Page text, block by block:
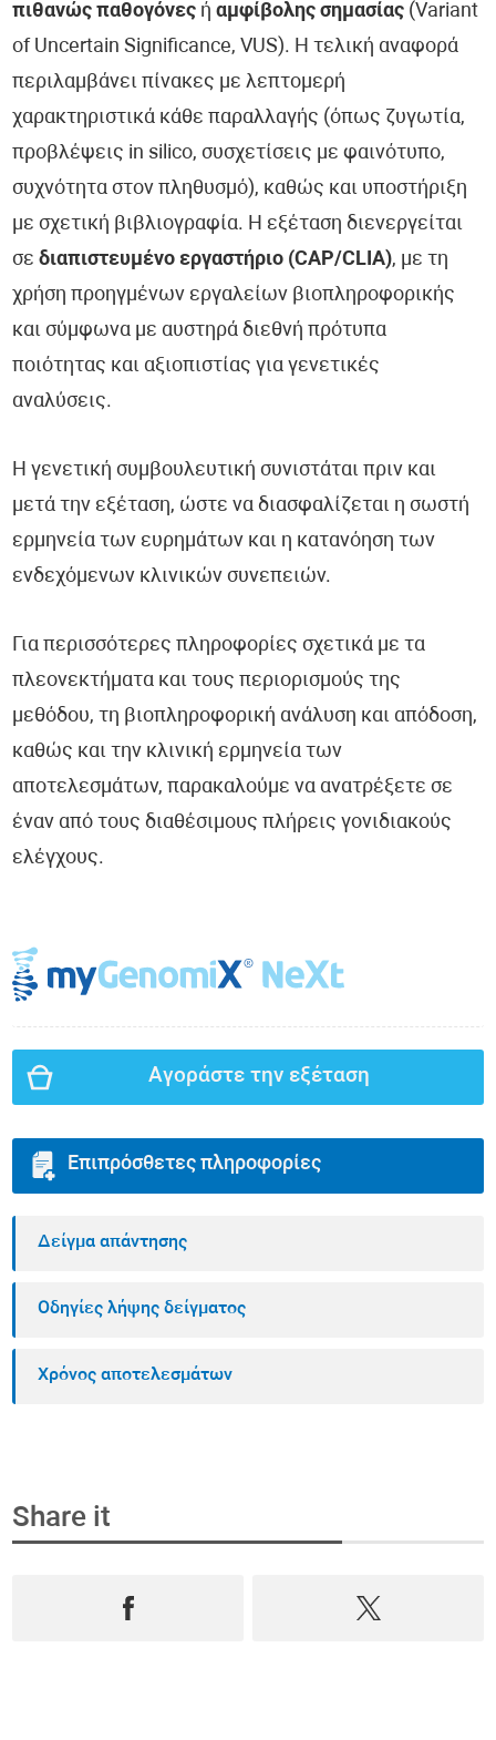
πιθανώς παθογόνες ήαμφίβολης σημασίας (Variant
of Uncertain Significance, VUS). Η τελική αναφορά
περιλαμβάνει πίνακες με λεπτομερή
χαρακτηριστικά κάθε παραλλαγής (όπως ζυγωτία,
προβλέψεις in silico, συσχετίσεις με φαινότυπο,
συχνότητα στον πληθυσμό), καθώς και υποστήριξη
με σχετική βιβλιογραφία. Η εξέταση διενεργείται
σεδιαπιστευμένο εργαστήριο (CAP/CLIA), με τη
χρήση προηγμένων εργαλείων βιοπληροφορικής
και σύμφωνα με αυστηρά διεθνή πρότυπα
ποιότητας και αξιοπιστίας για γενετικές
αναλύσεις.
Η γενετική συμβουλευτική συνιστάται πριν και
μετά την εξέταση, ώστε να διασφαλίζεται η σωστή
ερμηνεία των ευρημάτων και η κατανόηση των
ενδεχόμενων κλινικών συνεπειών.
Για περισσότερες πληροφορίες σχετικά με τα
πλεονεκτήματα και τους περιορισμούς της
μεθόδου, τη βιοπληροφορική ανάλυση και απόδοση,
καθώς και την κλινική ερμηνεία των
αποτελεσμάτων, παρακαλούμε να ανατρέξετε σε
έναν από τους διαθέσιμους πλήρεις γονιδιακούς
ελέγχους.
Αγοράστε την εξέταση
Επιπρόσθετες πληροφορίες
Δείγμα απάντησης
Οδηγίες λήψης δείγματος
Χρόνος αποτελεσμάτων
Share it